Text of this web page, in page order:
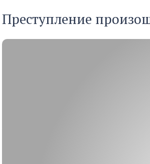
Преступление